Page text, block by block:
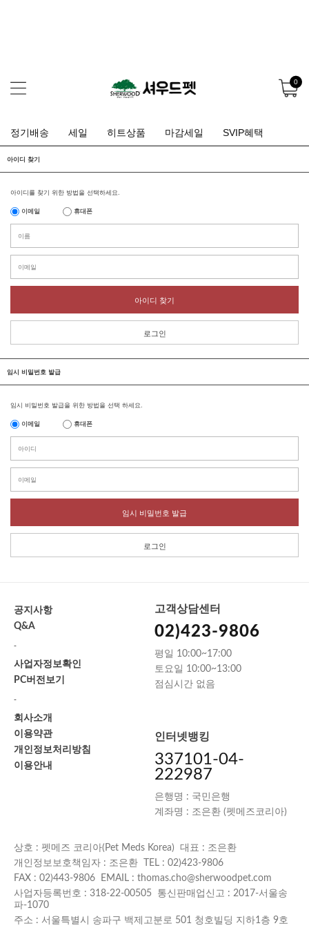
0
정기배송 세일 히트상품 마감세일 SVIP혜택
아이디 찾기
아이디를 찾기 위한 방법을 선택하세요.
이메일 휴대폰
아이디 찾기
로그인
임시 비밀번호 발급
임시 비밀번호 발급을 위한 방법을 선택 하세요.
이메일 휴대폰
임시 비밀번호 발급
로그인
공지사항
Q&A
-
사업자정보확인
PC버전보기
-
회사소개
이용약관
개인정보처리방침
이용안내
고객상담센터
02)423-9806
평일 10:00~17:00
토요일 10:00~13:00
점심시간 없음
인터넷뱅킹
337101-04-
222987
은행명 : 국민은행
계좌명 : 조은환 (펫메즈코리아)
상호 : 펫메즈 코리아(Pet Meds Korea) 대표 : 조은환
개인정보보호책임자 : 조은환 TEL : 02)423-9806
FAX : 02)443-9806 EMAIL : thomas.cho@sherwoodpet.com
사업자등록번호 : 318-22-00505 통신판매업신고 : 2017-서울송
파-1070
주소 : 서울특별시 송파구 백제고분로 501 청호빌딩 지하1층 9호